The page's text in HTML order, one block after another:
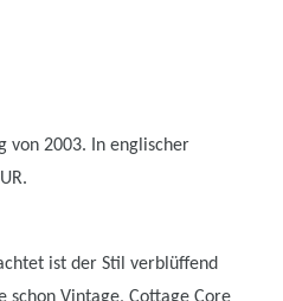
von 2003. In englischer
ist der Stil verblüffend